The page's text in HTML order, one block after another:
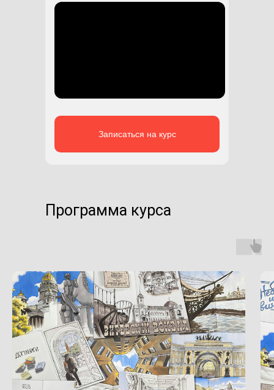
Записаться на курс
Программа курса